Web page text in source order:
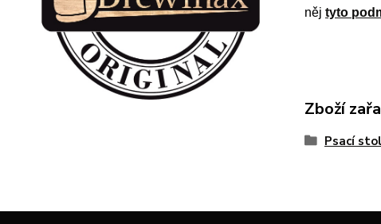
něj tyto
Zboží
Psací